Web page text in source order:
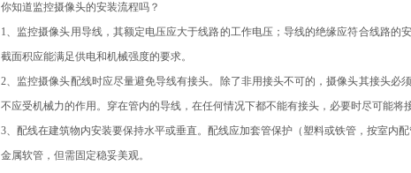
你知道监控摄像头的安装流程吗？
1、监控摄像头用导线，其额定电压应大于线路的工作电压；导线的绝缘应符合线路的
截面积应能满足供电和机械强度的要求。
2、监控摄像头配线时应尽量避免导线有接头。除了非用接头不可的，摄像头其接头必
不应受机械力的作用。穿在管内的导线，在任何情况下都不能有接头，必要时尽可能将
3、配线在建筑物内安装要保持水平或垂直。配线应加套管保护（塑料或铁管，按室内
金属软管，但需固定稳妥美观。